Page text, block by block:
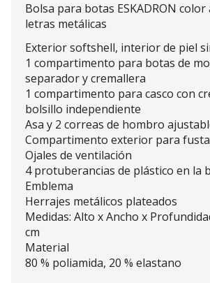
Bolsa para botas ESKADRON
letras metálicas
Exterior softshell, interior de piel
1 compartimento para botas de
separador y cremallera
1 compartimento para casco con
bolsillo independiente
Asa y 2 correas de hombro
Compartimento exterior para
Ojales de ventilación
4 protuberancias de plástico en la
Emblema
Herrajes metálicos plateados
Medidas: Alto x Ancho x
cm
Material
80 % poliamida, 20 % elastano